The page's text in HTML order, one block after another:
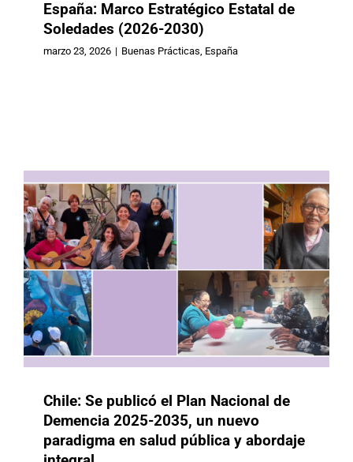
España: Marco Estratégico Estatal de
Soledades (2026-2030)
marzo 23, 2026 | Buenas Prácticas, España
Chile: Se publicó el Plan Nacional de
Chile: Se publicó el Plan Nacional de
Demencia 2025-2035, un nuevo
paradigma en salud pública y abordaje
México-Uruguay-Japón: